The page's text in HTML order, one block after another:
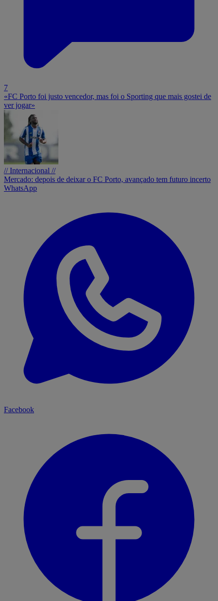
7
«FC Porto foi justo vencedor, mas foi o Sporting que mais gostei de
ver jogar»
// Internacional //
Mercado: depois de deixar o FC Porto, avançado tem futuro incerto
WhatsApp
Facebook